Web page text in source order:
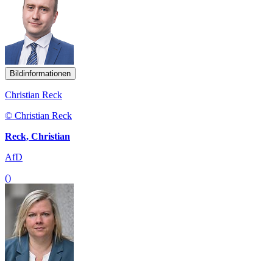
Bildinformationen
Christian Reck
© Christian Reck
Reck, Christian
AfD
()